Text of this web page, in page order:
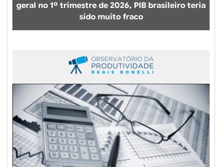
geral no 1º trimestre de 2026, PIB brasileiro teria
sido muito fraco